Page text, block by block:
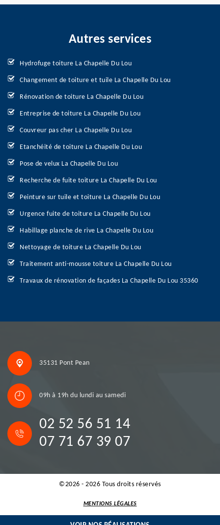
Autres services
Hydrofuge toiture La Chapelle Du Lou
Changement de toiture et tuile La Chapelle Du Lou
Rénovation de toiture La Chapelle Du Lou
Entreprise de toiture La Chapelle Du Lou
Couvreur pas cher La Chapelle Du Lou
Etanchéité de toiture La Chapelle Du Lou
Pose de velux La Chapelle Du Lou
Recherche de fuite toiture La Chapelle Du Lou
Peinture sur tuile et toiture La Chapelle Du Lou
Urgence fuite de toiture La Chapelle Du Lou
Habillage planche de rive La Chapelle Du Lou
Nettoyage de toiture La Chapelle Du Lou
Traitement anti-mousse toiture La Chapelle Du Lou
Travaux de rénovation de façades La Chapelle Du Lou 35360
35131 Pont Pean
09h à 19h du lundi au samedi
02 52 56 51 14
07 71 67 39 07
©2026 - 2026 Tous droits réservés
MENTIONS LÉGALES